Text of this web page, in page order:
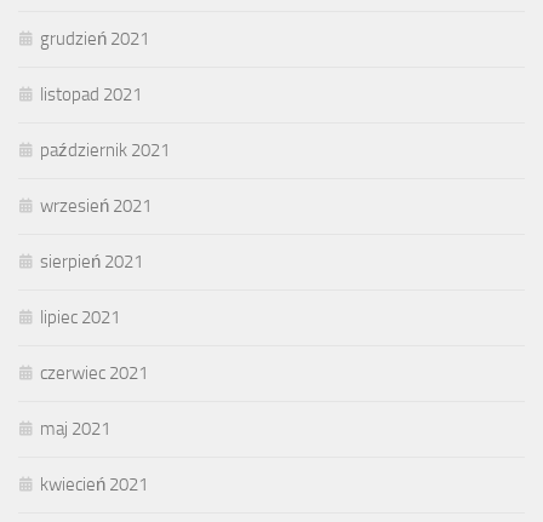
grudzień 2021
listopad 2021
październik 2021
wrzesień 2021
sierpień 2021
lipiec 2021
czerwiec 2021
maj 2021
kwiecień 2021